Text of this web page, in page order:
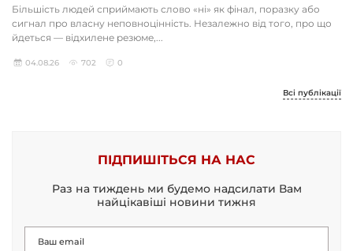
Більшість людей сприймають слово «ні» як фінал, поразку або
сигнал про власну неповноцінність. Незалежно від того, про що
йдеться — відхилене резюме,...
04.08.26 702 0
Всі публікації
ПІДПИШІТЬСЯ НА НАС
Раз на тиждень ми будемо надсилати Вам
найцікавіші новини тижня